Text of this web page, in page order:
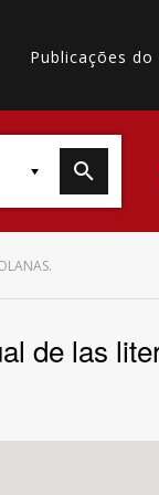
Publicações do
de las